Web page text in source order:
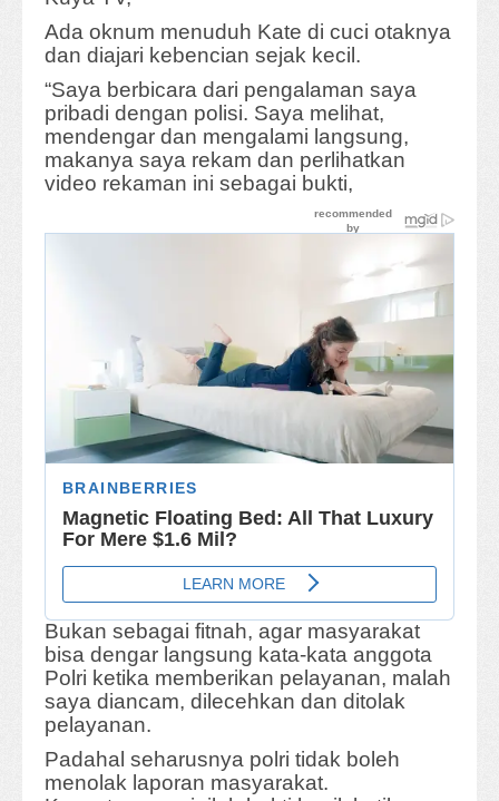
Ada oknum menuduh Kate di cuci otaknya
dan diajari kebencian sejak kecil.
“Saya berbicara dari pengalaman saya
pribadi dengan polisi. Saya melihat,
mendengar dan mengalami langsung,
makanya saya rekam dan perlihatkan
video rekaman ini sebagai bukti,
Bukan sebagai fitnah, agar masyarakat
bisa dengar langsung kata-kata anggota
Polri ketika memberikan pelayanan, malah
saya diancam, dilecehkan dan ditolak
pelayanan.
Padahal seharusnya polri tidak boleh
menolak laporan masyarakat.